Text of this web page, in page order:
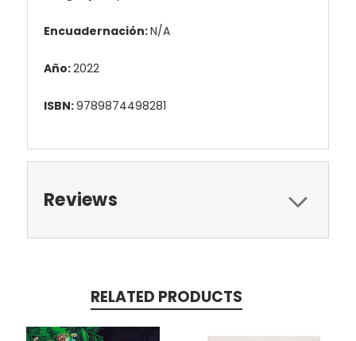
Encuadernación:N/A
Año:2022
ISBN:9789874498281
Reviews
RELATED PRODUCTS